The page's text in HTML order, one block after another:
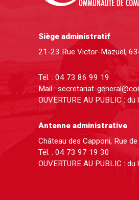
Siège administratif
21-23 Rue Victor-Mazuel,
Tél. : 04 73 86 99 19
Mail : secretariat-
OUVERTURE AU PUBLIC :
Antenne administrative
Château des Capponi, Rue
Tél. : 04 73 97 19 30
OUVERTURE AU PUBLIC :